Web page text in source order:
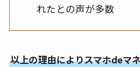
れたとの声が多数
以上の理由によりスマホdeマ